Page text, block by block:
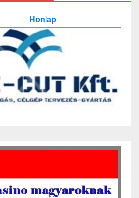
Honlap